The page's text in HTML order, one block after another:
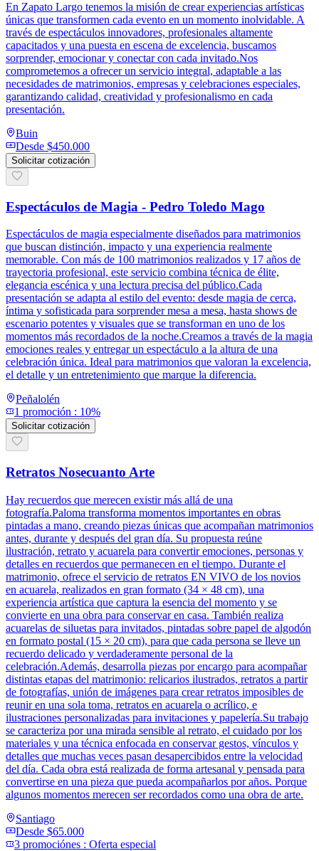
En Zapato Largo tenemos la misión de crear experiencias artísticas
únicas que transformen cada evento en un momento inolvidable. A
través de espectáculos innovadores, profesionales altamente
capacitados y una puesta en escena de excelencia, buscamos
sorprender, emocionar y conectar con cada invitado.Nos
comprometemos a ofrecer un servicio integral, adaptable a las
necesidades de matrimonios, empresas y celebraciones especiales,
garantizando calidad, creatividad y profesionalismo en cada
presentación.
Buin
Desde $450.000
Solicitar cotización
Espectáculos de Magia - Pedro Toledo Mago
Espectáculos de magia especialmente diseñados para matrimonios
que buscan distinción, impacto y una experiencia realmente
memorable. Con más de 100 matrimonios realizados y 17 años de
trayectoria profesional, este servicio combina técnica de élite,
elegancia escénica y una lectura precisa del público.Cada
presentación se adapta al estilo del evento: desde magia de cerca,
íntima y sofisticada para sorprender mesa a mesa, hasta shows de
escenario potentes y visuales que se transforman en uno de los
momentos más recordados de la noche.Creamos a través de la magia
emociones reales y entregar un espectáculo a la altura de una
celebración única. Ideal para matrimonios que valoran la excelencia,
el detalle y un entretenimiento que marque la diferencia.
Peñalolén
1 promoción : 10%
Solicitar cotización
Retratos Nosecuanto Arte
Hay recuerdos que merecen existir más allá de una
fotografía.Paloma transforma momentos importantes en obras
pintadas a mano, creando piezas únicas que acompañan matrimonios
antes, durante y después del gran día. Su propuesta reúne
ilustración, retrato y acuarela para convertir emociones, personas y
detalles en recuerdos que permanecen en el tiempo. Durante el
matrimonio, ofrece el servicio de retratos EN VIVO de los novios
en acuarela, realizados en gran formato (34 × 48 cm), una
experiencia artística que captura la esencia del momento y se
convierte en una obra para conservar en casa. También realiza
acuarelas de siluetas para invitados, pintadas sobre papel de algodón
en formato postal (15 × 20 cm), para que cada persona se lleve un
recuerdo delicado y verdaderamente personal de la
celebración.Además, desarrolla piezas por encargo para acompañar
distintas etapas del matrimonio: relicarios ilustrados, retratos a partir
de fotografías, unión de imágenes para crear retratos imposibles de
reunir en una sola toma, retratos en acuarela o acrílico, e
ilustraciones personalizadas para invitaciones y papelería.Su trabajo
se caracteriza por una mirada sensible al retrato, el cuidado por los
materiales y una técnica enfocada en conservar gestos, vínculos y
detalles que muchas veces pasan desapercibidos entre la velocidad
del día. Cada obra está realizada de forma artesanal y pensada para
convertirse en una pieza que pueda acompañarlos por años. Porque
algunos momentos merecen ser recordados como una obra de arte.
Santiago
Desde $65.000
3 promociónes : Oferta especial